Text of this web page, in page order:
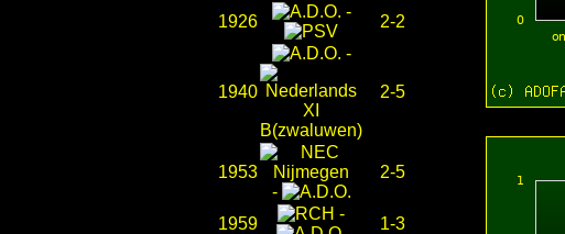
1926
-
2-2
1940
-
2-5
1953
-
2-5
1959
-
1-3